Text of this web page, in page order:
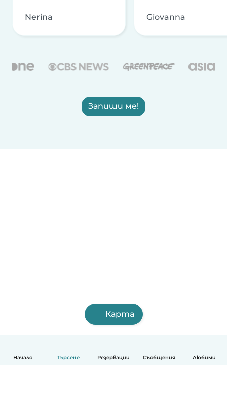
Начало Търсене Резервации Съобщения Любими
Nerina Giovanna
Запиши ме!
Карта